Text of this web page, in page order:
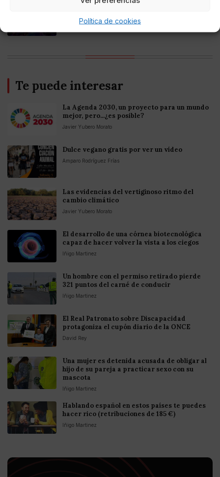
Política de cookies
Entretenimiento
Europea
Te puede interesar
La Agenda 2030, un proyecto para un mundo
mejor, pero...¿es posible?
Javier Yubero Morato
Dulce vegano gratis por ver un vídeo
Amparo Rodríguez Frías
Las evidencias del vertiginoso ritmo del
cambio climático
Javier Yubero Morato
El desarrollo de una córnea biotecnológica
capaz de hacer volver la vista a los ciegos
Iñigo Martinez
Un hombre con el permiso retirado pierde
321 puntos del carné de conducir
Iñigo Martinez
El Real Patronato sobre Discapacidad
protagoniza el cupón diario de la ONCE
David Rey
Una mujer es detenida acusada de obligar al
hijo de su pareja a practicar sexo con su
mascota
Iñigo Martinez
Hablando español en estos países te puedes
hacer rico (retribuciones de 185 €)
Iñigo Martinez